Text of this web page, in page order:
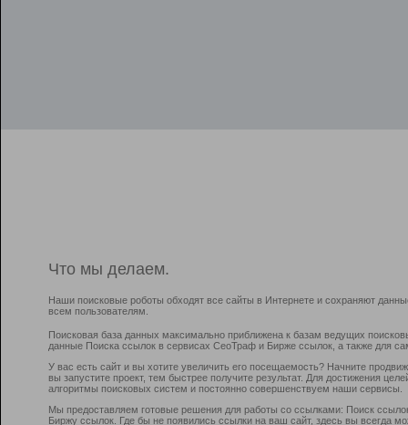
Что мы делаем.
Наши поисковые роботы обходят все сайты в Интернете и сохраняют
всем пользователям.
Поисковая база данных максимально приближена к базам ведущих
данные Поиска ссылок в сервисах СеоТраф и Бирже ссылок, а также для
У вас есть сайт и вы хотите увеличить его посещаемость? Начните
вы запустите проект, тем быстрее получите результат. Для достижения
алгоритмы поисковых систем и постоянно совершенствуем наши сервисы.
Мы предоставляем готовые решения для работы со ссылками: Поиск
Биржу ссылок. Где бы не появились ссылки на ваш сайт, здесь вы всегда